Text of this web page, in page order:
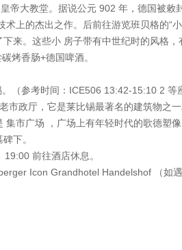
帝大教堂。据说公元 902 年，德国被
术上的杰出之作。后前往游览班贝格的“
来。这些小 房子带有中世纪时的风格
烤香肠+德国啤酒。
（参考时间：ICE506 13:42-15:10 2 等
市政厅，它是莱比锡最著名的建筑物之
集市广场 ，广场上有年轻时代的歌德塑
下。
前往酒店休息。
Icon Grandhotel Handelshof （如